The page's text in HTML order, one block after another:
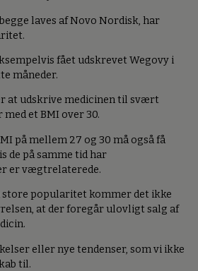
laves af Novo Nordisk, har
fået udskrevet Wegovy i
måneder.
at udskrive medicinen til svært
et BMI over 30.
på mellem 27 og 30 må også få
de på samme tid har
er vægtrelaterede.
store popularitet kommer det ikke
at der foregår ulovligt salg af
eller nye tendenser, som vi ikke
til.